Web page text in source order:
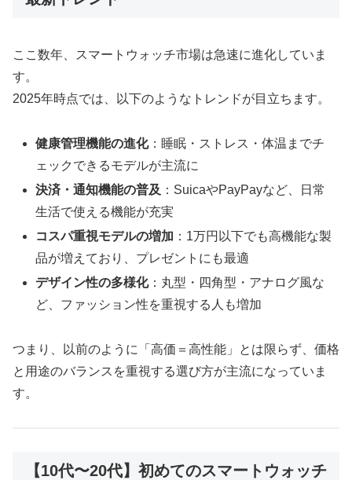
ここ数年、スマートウォッチ市場は急速に進化していま
す。
2025年時点では、以下のようなトレンドが目立ちます。
健康管理機能の進化：睡眠・ストレス・体温までチ
ェックできるモデルが主流に
決済・通知機能の普及 ：SuicaやPayPayなど、日常
生活で使える機能が充実
コスパ重視モデルの増加 ：1万円以下でも高機能な製
品が増えており、プレゼントにも最適
デザイン性の多様化：丸型・四角型・アナログ風な
ど、ファッション性を重視する人も増加
つまり、以前のように「高価＝高性能」とは限らず、価格
と用途のバランスを重視する選び方が主流になっていま
す。
【10代〜20代】初めてのスマートウォッチ